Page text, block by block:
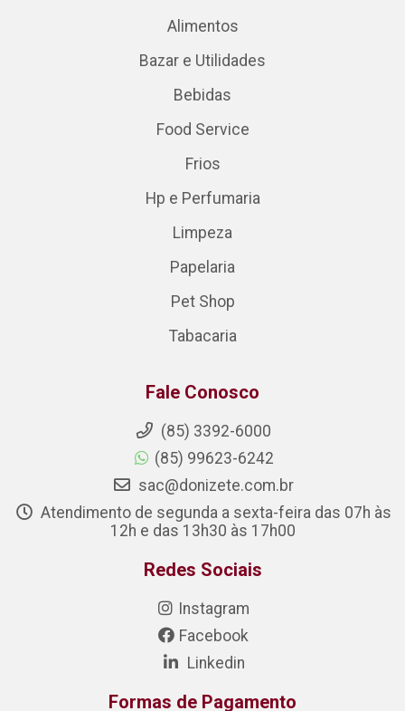
Alimentos
Bazar e Utilidades
Bebidas
Food Service
Frios
Hp e Perfumaria
Limpeza
Papelaria
Pet Shop
Tabacaria
Fale Conosco
(85) 3392-6000
(85) 99623-6242
sac@donizete.com.br
Atendimento de segunda a sexta-feira das 07h às
12h e das 13h30 às 17h00
Redes Sociais
Instagram
Facebook
Linkedin
Formas de Pagamento